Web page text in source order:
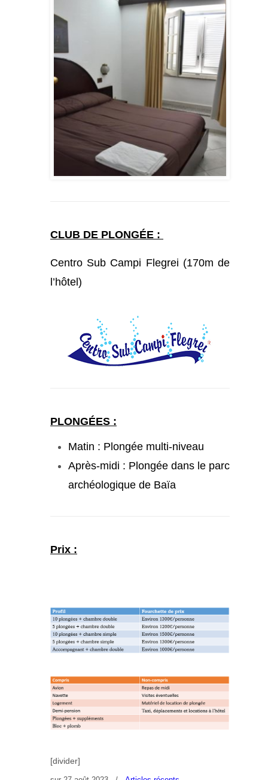
CLUB DE PLONGÉE :
Centro Sub Campi Flegrei (170m de
l’hôtel)
PLONGÉES :
Matin : Plongée multi-niveau
Après-midi : Plongée dans le parc
archéologique de Baïa
Prix :
[divider]